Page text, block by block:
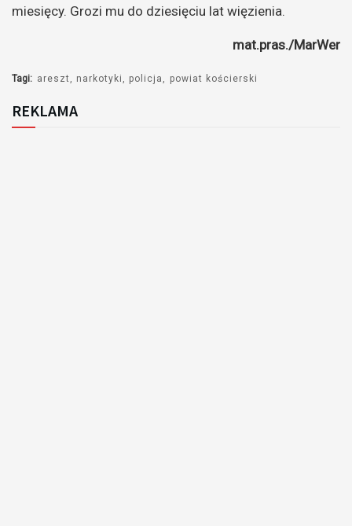
miesięcy. Grozi mu do dziesięciu lat więzienia.
mat.pras./MarWer
Tagi: areszt narkotyki policja powiat kościerski
REKLAMA